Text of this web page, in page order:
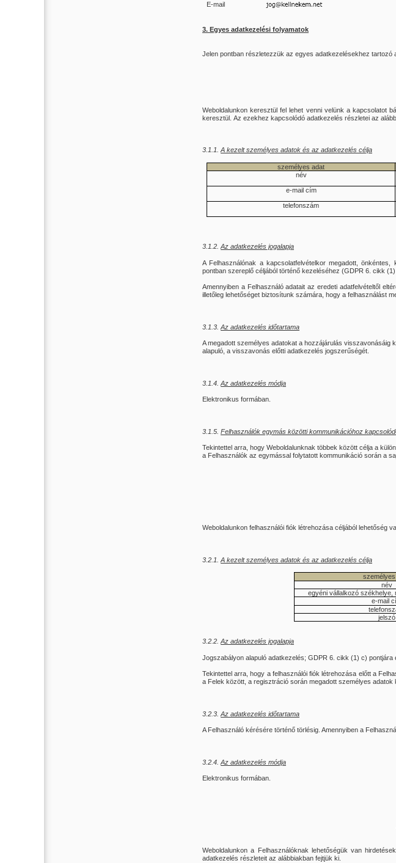
E-mail
3. Egyes adatkezelési folyamatok
Jelen pontban részletezzük az egyes adatkezelésekhez tartozó
Weboldalunkon keresztül fel lehet venni velünk a kapcsolatot
keresztül. Az ezekhez kapcsolódó adatkezelés részletei az
3.1.1. A kezelt személyes adatok és az adatkezelés célja
személyes adat
név
e-mail cím
telefonszám
3.1.2. Az adatkezelés jogalapja
A Felhasználónak a kapcsolatfelvételkor megadott,
pontban szereplő céljából történő kezeléséhez (GDPR 6. cikk
Amennyiben a Felhasználó adatait az eredeti adatfelvételtől
illetőleg lehetőséget biztosítunk számára, hogy a felhasználást
3.1.3. Az adatkezelés időtartama
A megadott személyes adatokat a hozzájárulás visszavonásáig
alapuló, a visszavonás előtti adatkezelés jogszerűségét.
3.1.4. Az adatkezelés módja
Elektronikus formában.
3.1.5. Felhasználók egymás közötti kommunikációhoz
Tekintettel arra, hogy Weboldalunknak többek között célja a
a Felhasználók az egymással folytatott kommunikáció során a
Weboldalunkon felhasználói fiók létrehozása céljából lehetőség
3.2.1. A kezelt személyes adatok és az adatkezelés célja
név
egyéni vállalkozó székhelye,
e-mail
jelszó
3.2.2.Az adatkezelés jogalapja
Jogszabályon alapuló adatkezelés; GDPR 6. cikk (1) c)
Tekintettel arra, hogy a felhasználói fiók létrehozása előtt a
a Felek között, a regisztráció során megadott személyes
3.2.3. Az adatkezelés időtartama
A Felhasználó kérésére történő törlésig. Amennyiben a
3.2.4. Az adatkezelés módja
Elektronikus formában.
Weboldalunkon a Felhasználóknak lehetőségük van
adatkezelés részleteit az alábbiakban fejtjük ki.